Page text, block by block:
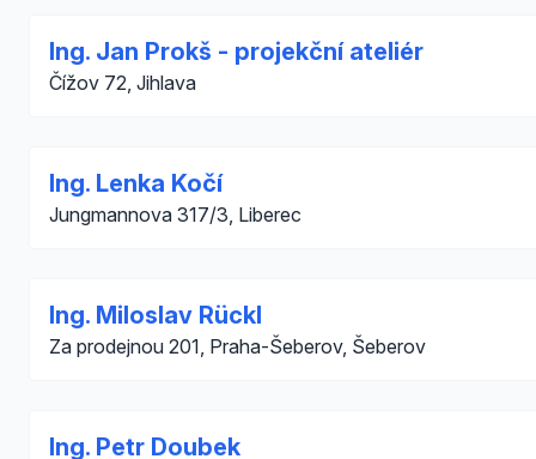
Ing. Jan Prokš - projekční ateliér
Čížov 72, Jihlava
Ing. Lenka Kočí
Jungmannova 317/3, Liberec
Ing. Miloslav Rückl
Za prodejnou 201, Praha-Šeberov, Šeberov
Ing. Petr Doubek